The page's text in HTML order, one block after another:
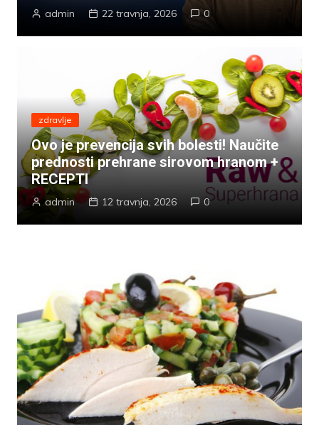
admin 22 travnja, 2026 0
zdravlje
Ovo je prevencija svih bolesti! Naučite
prednosti prehrane sirovom hranom +
RECEPTI
admin 12 travnja, 2026 0